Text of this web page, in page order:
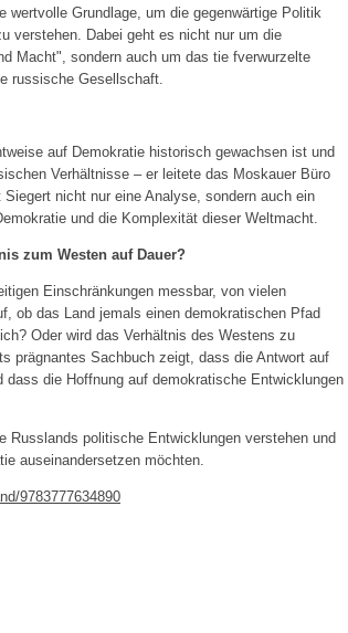
Grundlage, um die gegenwärtige Politik
verstehen. Dabei geht es nicht nur um die
Macht", sondern auch um das tie fverwurzelte
russische Gesellschaft.
auf Demokratie historisch gewachsen ist und
Verhältnisse – er leitete das Moskauer Büro
nicht nur eine Analyse, sondern auch ein
und die Komplexität dieser Weltmacht.
zum Westen auf Dauer?
Einschränkungen messbar, von vielen
ob das Land jemals einen demokratischen Pfad
Oder wird das Verhältnis des Westens zu
prägnantes Sachbuch zeigt, dass die Antwort auf
die Hoffnung auf demokratische Entwicklungen
politische Entwicklungen verstehen und
auseinandersetzen möchten.
9783777634890